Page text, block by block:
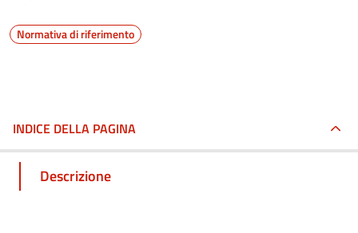
Normativa di riferimento
INDICE DELLA PAGINA
Descrizione